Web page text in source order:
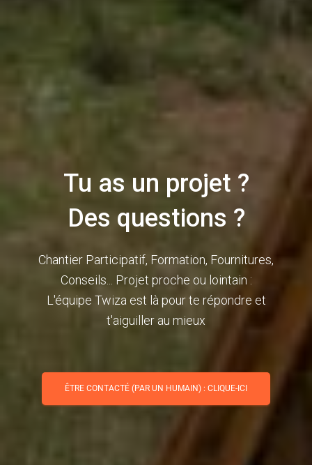
Tu as un projet ?
Des questions ?
Chantier Participatif, Formation, Fournitures,
Conseils... Projet proche ou lointain :
L'équipe Twiza est là pour te répondre et
t'aiguiller au mieux
ÊTRE CONTACTÉ (PAR UN HUMAIN) : CLIQUE-ICI